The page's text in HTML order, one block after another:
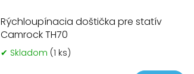
Rýchloupínacia doštička pre statív
Camrock TH70
✔ Skladom (1 ks)